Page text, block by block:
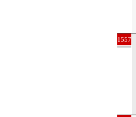
1557